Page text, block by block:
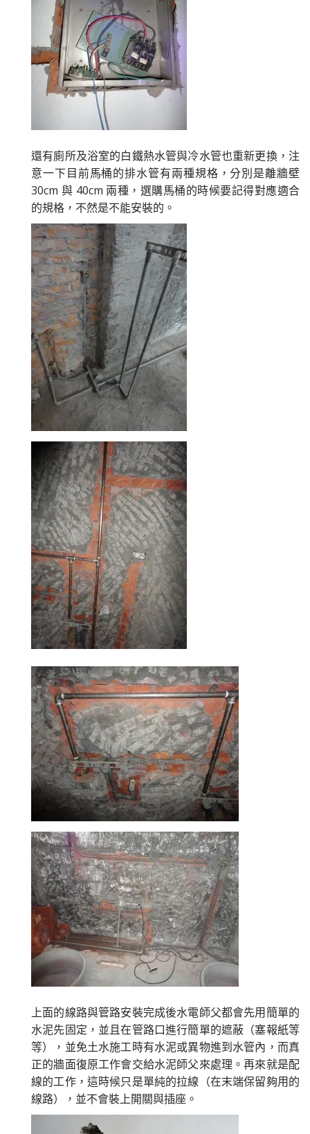
還有廁所及浴室的白鐵熱水管與冷水管也重新更換，注
意一下目前馬桶的排水管有兩種規格，分別是離牆壁
30cm 與 40cm 兩種，選購馬桶的時候要記得對應適合
的規格，不然是不能安裝的。
上面的線路與管路安裝完成後水電師父都會先用簡單的
水泥先固定，並且在管路口進行簡單的遮蔽（塞報紙等
等），並免土水施工時有水泥或異物進到水管內，而真
正的牆面復原工作會交給水泥師父來處理。再來就是配
線的工作，這時候只是單純的拉線（在末端保留夠用的
線路），並不會裝上開關與插座。